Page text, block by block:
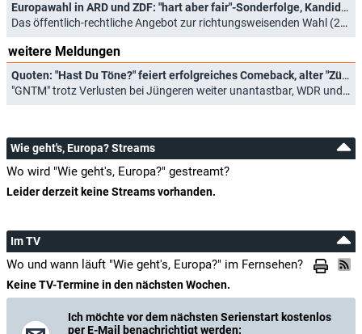
Europawahl in ARD und ZDF: "hart aber fair"-Sonderfolge, Kandidatenchecks und Dokumentationen
Das öffentlich-rechtliche Angebot zur richtungsweisenden Wahl (24.05.2024)
weitere Meldungen
Quoten: "Hast Du Töne?" feiert erfolgreiches Comeback, alter "Zürich-Krimi" dominiert insgesamt
"GNTM" trotz Verlusten bei Jüngeren weiter unantastbar, WDR und ZDFneo drehen auf (31.05.2024)
Wie geht's, Europa? Streams
Wo wird "Wie geht's, Europa?" gestreamt?
Leider derzeit keine Streams vorhanden.
Im TV
Wo und wann läuft "Wie geht's, Europa?" im Fernsehen?
Keine TV-Termine in den nächsten Wochen.
Ich möchte vor dem nächsten Serienstart kostenlos
per E-Mail benachrichtigt werden: